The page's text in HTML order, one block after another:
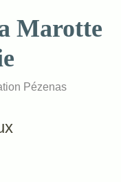
Marotte
Pézenas